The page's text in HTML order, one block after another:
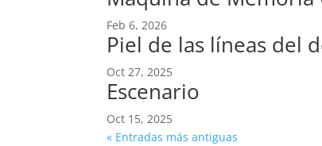
Feb 6, 2026
Piel de las líneas del
Oct 27, 2025
Escenario
Oct 15, 2025
« Entradas más antiguas